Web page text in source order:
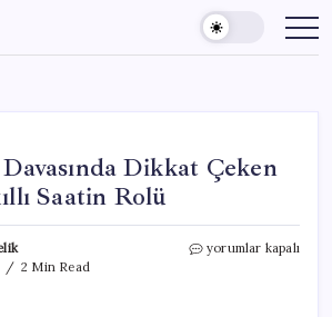
Dikkat Çeken
Saatin Rolü
2 Min Read
Halit
yorumlar kapalı